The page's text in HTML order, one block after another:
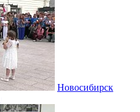
Новосибирск